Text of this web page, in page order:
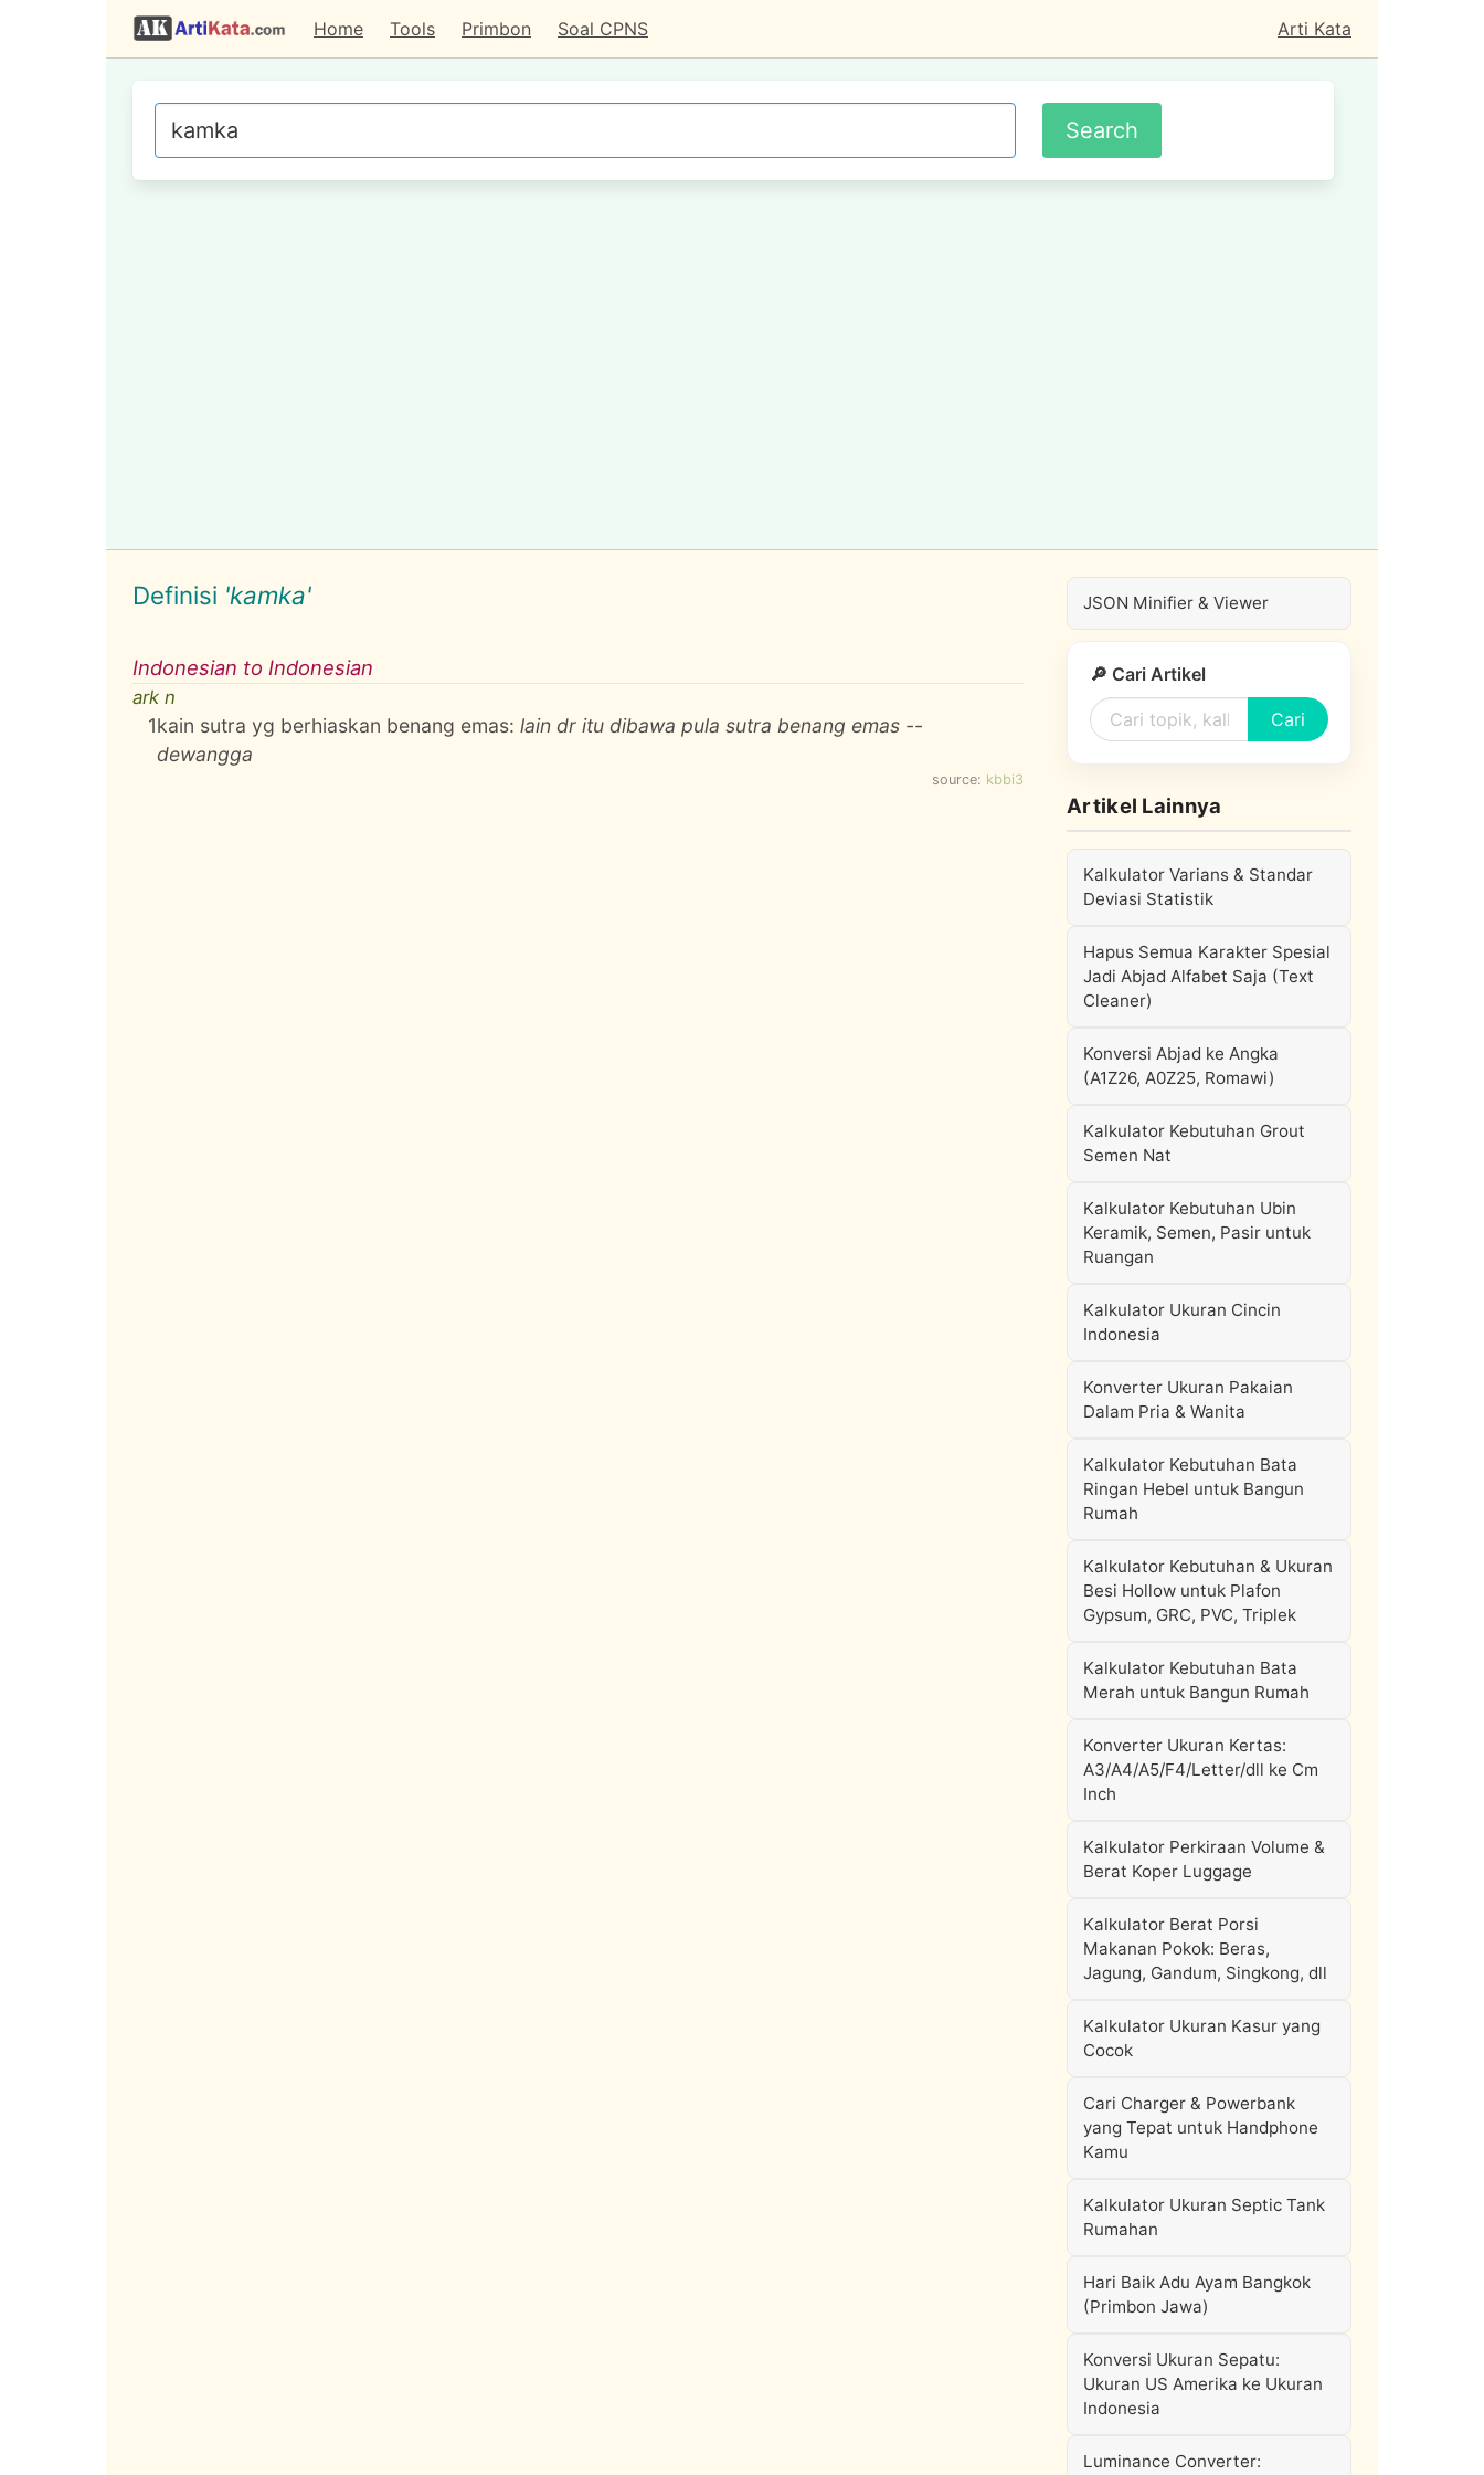
Home Tools Primbon Soal CPNS Arti Kata
Definisi 'kamka'
Indonesian to Indonesian
ark n
1kain sutra yg berhiaskan benang emas:lain dr itu dibawa pula sutra benang emas --
dewangga
source: kbbi3
JSON Minifier & Viewer
🔎 Cari Artikel
Cari
Artikel Lainnya
Kalkulator Varians & Standar
Deviasi Statistik
Hapus Semua Karakter Spesial
Jadi Abjad Alfabet Saja (Text
Cleaner)
Konversi Abjad ke Angka
(A1Z26, A0Z25, Romawi)
Kalkulator Kebutuhan Grout
Semen Nat
Kalkulator Kebutuhan Ubin
Keramik, Semen, Pasir untuk
Ruangan
Kalkulator Ukuran Cincin
Indonesia
Konverter Ukuran Pakaian
Dalam Pria & Wanita
Kalkulator Kebutuhan Bata
Ringan Hebel untuk Bangun
Rumah
Kalkulator Kebutuhan & Ukuran
Besi Hollow untuk Plafon
Gypsum, GRC, PVC, Triplek
Kalkulator Kebutuhan Bata
Merah untuk Bangun Rumah
Konverter Ukuran Kertas:
A3/A4/A5/F4/Letter/dll ke Cm
Inch
Kalkulator Perkiraan Volume &
Berat Koper Luggage
Kalkulator Berat Porsi
Makanan Pokok: Beras,
Jagung, Gandum, Singkong, dll
Kalkulator Ukuran Kasur yang
Cocok
Cari Charger & Powerbank
yang Tepat untuk Handphone
Kamu
Kalkulator Ukuran Septic Tank
Rumahan
Hari Baik Adu Ayam Bangkok
(Primbon Jawa)
Konversi Ukuran Sepatu:
Ukuran US Amerika ke Ukuran
Indonesia
Luminance Converter: